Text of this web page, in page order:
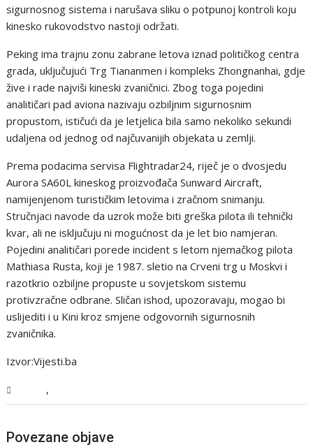
sigurnosnog sistema i narušava sliku o potpunoj kontroli koju
kinesko rukovodstvo nastoji održati.
Peking ima trajnu zonu zabrane letova iznad političkog centra
grada, uključujući Trg Tiananmen i kompleks Zhongnanhai, gdje
žive i rade najviši kineski zvaničnici. Zbog toga pojedini
analitičari pad aviona nazivaju ozbiljnim sigurnosnim
propustom, ističući da je letjelica bila samo nekoliko sekundi
udaljena od jednog od najčuvanijih objekata u zemlji.
Prema podacima servisa Flightradar24, riječ je o dvosjedu
Aurora SA60L kineskog proizvođača Sunward Aircraft,
namijenjenom turističkim letovima i zračnom snimanju.
Stručnjaci navode da uzrok može biti greška pilota ili tehnički
kvar, ali ne isključuju ni mogućnost da je let bio namjeran.
Pojedini analitičari porede incident s letom njemačkog pilota
Mathiasa Rusta, koji je 1987. sletio na Crveni trg u Moskvi i
razotkrio ozbiljne propuste u sovjetskom sistemu
protivzračne odbrane. Sličan ishod, upozoravaju, mogao bi
uslijediti i u Kini kroz smjene odgovornih sigurnosnih
zvaničnika.
Izvor:Vijesti.ba
,
Povezane objave